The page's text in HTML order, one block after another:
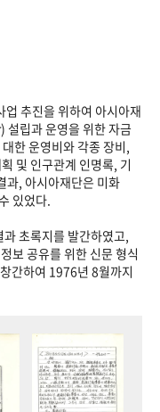
추진을 위하여 아시아재
립과 운영을 위한 자금
한 운영비와 각종 장비,
및 인구관계 인명록, 기
과, 아시아재단은 미화
있었다.
초록지를 발간하였고,
보 공유를 위한 신문 형식
간하여 1976년 8월까지